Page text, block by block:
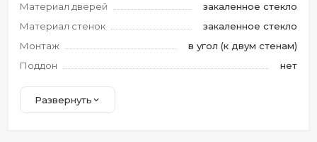
Материал дверей
закаленное стекло
Материал стенок
закаленное стекло
Монтаж
в угол (к двум стенам)
Поддон
нет
Развернуть